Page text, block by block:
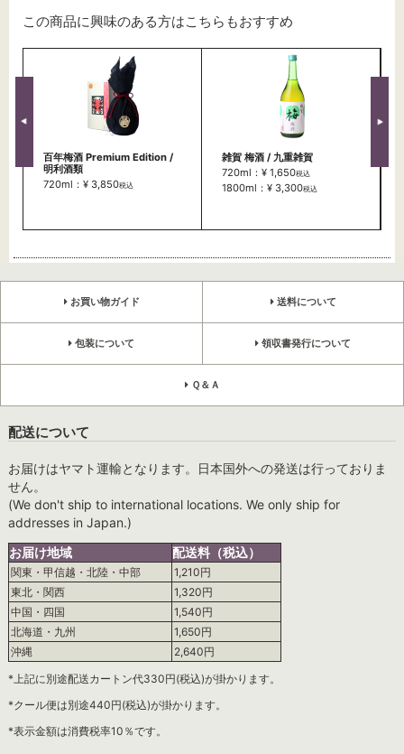
この商品に興味のある方はこちらもおすすめ
百年梅酒 Premium Edition /
明利酒類
720ml：¥ 3,850税込
雑賀 梅酒 / 九重雑賀
720ml：¥ 1,650税込
1800ml：¥ 3,300税込
お買い物ガイド 送料について
包装について 領収書発行について
Ｑ＆Ａ
配送について
お届けはヤマト運輸となります。日本国外への発送は行っておりま
せん。
(We don't ship to international locations. We only ship for
addresses in Japan.)
お届け地域
配送料（税込）
関東・甲信越・北陸・中部
1,210円
東北・関西
1,320円
中国・四国
1,540円
北海道・九州
1,650円
沖縄
2,640円
*上記に別途配送カートン代330円(税込)が掛かります。
*クール便は別途440円(税込)が掛かります。
*表示金額は消費税率10％です。